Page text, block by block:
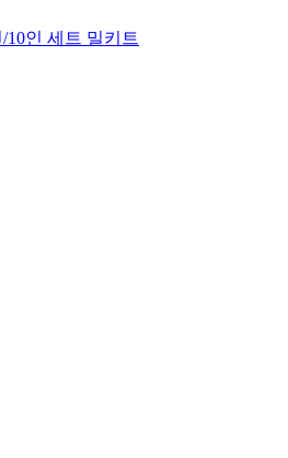
10인 세트 밀키트